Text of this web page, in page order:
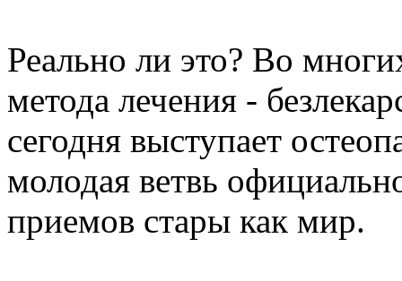
Реально ли это? Во
метода лечения -
сегодня выступает
молодая ветвь
приемов стары как мир.